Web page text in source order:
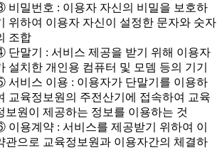
비밀번호 : 이용자 자신의 비밀을 보호하
위하여 이용자 자신이 설정한 문자와 숫자
조합
단말기 : 서비스 제공을 받기 위해 이용자
설치한 개인용 컴퓨터 및 모뎀 등의 기기
서비스 이용 : 이용자가 단말기를 이용하
교육정보원의 주전산기에 접속하여 교육
보원이 제공하는 정보를 이용하는 것
이용계약 : 서비스를 제공받기 위하여 이
관으로 교육정보원과 이용자간의 체결하